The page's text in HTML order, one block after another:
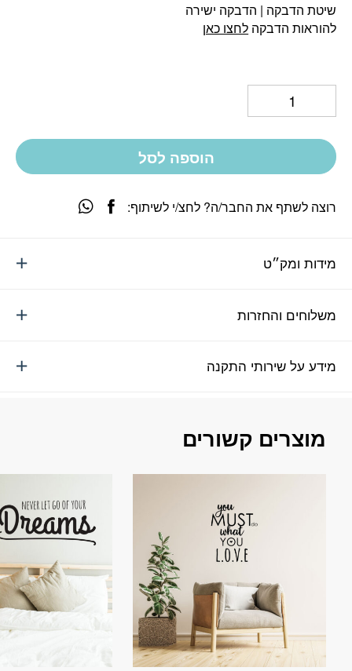
שיטת הדבקה | הדבקה ישירה
להוראות הדבקה לחצו כאן
הוספה לסל
מידות ומק״ט
משלוחים והחזרות
מידע על שירותי התקנה
רוצה לשתף את החבר/ה? לחצ/י לשיתוף:
מוצרים קשורים